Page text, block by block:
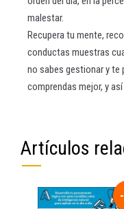
malestar.
Recupera tu mente,
conductas muestras
no sabes gestionar y te
comprendas mejor, y
Artículos